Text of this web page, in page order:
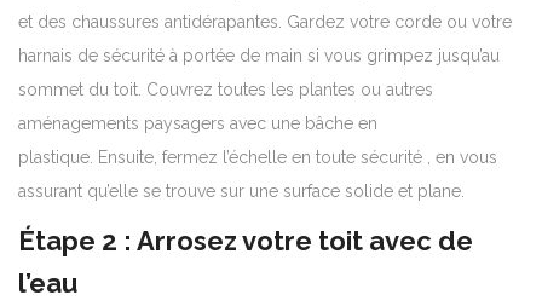
et des chaussures antidérapantes. Gardez votre corde ou votre
harnais de sécurité à portée de main si vous grimpez jusqu’au
sommet du toit. Couvrez toutes les plantes ou autres
aménagements paysagers avec une bâche en
plastique. Ensuite, fermez l’échelle en toute sécurité , en vous
assurant qu’elle se trouve sur une surface solide et plane.
Étape 2 : Arrosez votre toit avec de
l’eau